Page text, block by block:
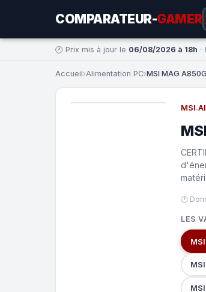
COMPARATEUR-GAMER
🕐 Prix mis à jour le 06/08/2026 à 18h
Accueil›Alimentation PC›MSI MAG
MSI·
🕐
LES